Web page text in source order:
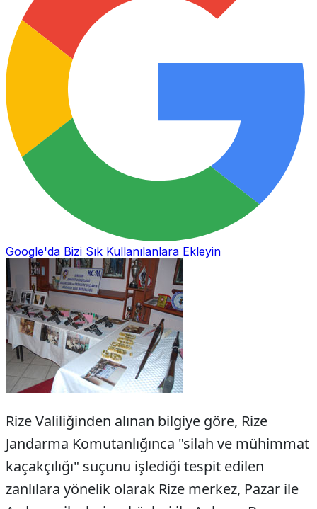
Google'da Bizi Sık Kullanılanlara Ekleyin
Rize Valiliğinden alınan bilgiye göre, Rize
Jandarma Komutanlığınca "silah ve mühimmat
kaçakçılığı" suçunu işlediği tespit edilen
zanlılara yönelik olarak Rize merkez, Pazar ile